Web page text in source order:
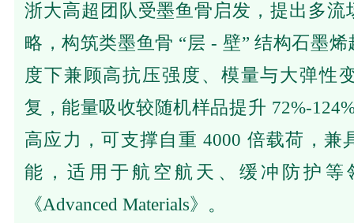
浙大高超团队受墨鱼骨启发，提出多流
略，构筑类墨鱼骨 “层 - 壁” 结构石墨
度下兼顾高抗压强度、模量与大弹性
复，能量吸收较随机样品提升 72%-
高应力，可支撑自重 4000 倍载荷，兼
能，适用于航空航天、缓冲防护等
《Advanced Materials》。